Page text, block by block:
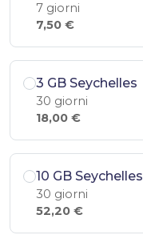
7 giorni
7,50 €
3 GB Seychelles
30 giorni
18,00 €
10 GB Seychelles
30 giorni
52,20 €